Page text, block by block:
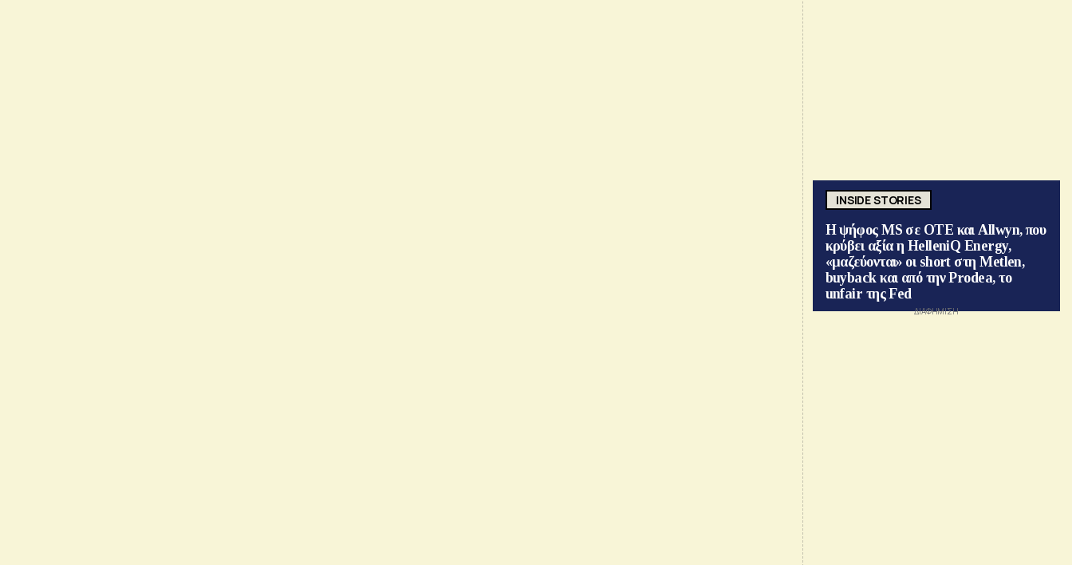
INSIDE STORIES
Η ψήφος MS σε ΟΤΕ και Allwyn, που
κρύβει αξία η HelleniQ Energy,
«μαζεύονται» οι short στη Metlen,
buyback και από την Prodea, το
unfair της Fed